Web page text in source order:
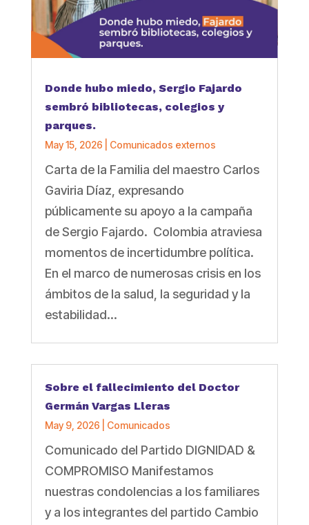
Donde hubo miedo, Sergio Fajardo
sembró bibliotecas, colegios y
parques.
May 15, 2026 Comunicados externos
Carta de la Familia del maestro Carlos
Gaviria Díaz, expresando
públicamente su apoyo a la campaña
de Sergio Fajardo. Colombia atraviesa
momentos de incertidumbre política.
En el marco de numerosas crisis en los
ámbitos de la salud, la seguridad y la
estabilidad...
Sobre el fallecimiento del Doctor
Germán Vargas Lleras
May 9, 2026 Comunicados
Comunicado del Partido DIGNIDAD &
COMPROMISO Manifestamos
nuestras condolencias a los familiares
y a los integrantes del partido Cambio